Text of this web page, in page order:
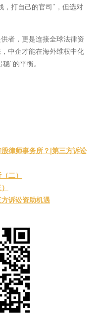
，打自己的官司”，但选对
者，更是连接全球法律资
中企才能在海外维权中化
”的平衡。
律师事务所？|第三方诉讼
二）
诉讼资助机遇